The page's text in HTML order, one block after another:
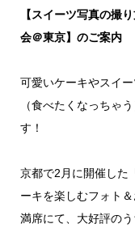
【スイーツ写真の撮
会＠東京】のご案内
可愛いケーキやスイ
（食べたくなっちゃ
す！
京都で2月に開催した
ーキを楽しむフォト
満席にて、大好評のう